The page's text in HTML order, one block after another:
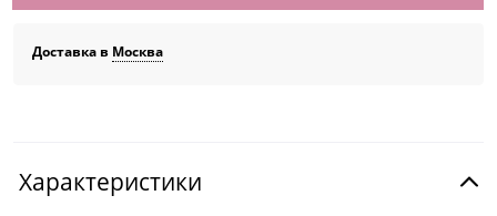
Доставка в Москва
Характеристики